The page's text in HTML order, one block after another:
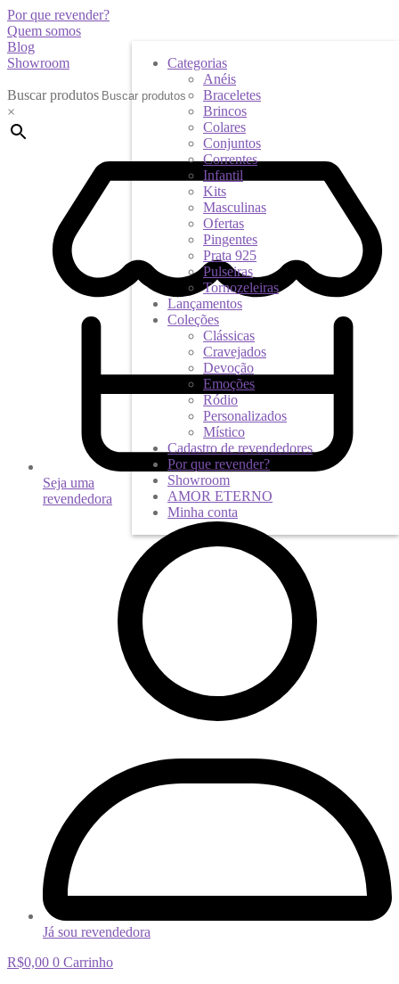
Por que revender?
Quem somos
Blog
Showroom
Buscar produtos
×
Seja uma
revendedora
Já sou revendedora
R$0,00 0 Carrinho
Categorias
Anéis
Braceletes
Brincos
Colares
Conjuntos
Correntes
Infantil
Kits
Masculinas
Ofertas
Pingentes
Prata 925
Pulseiras
Tornozeleiras
Lançamentos
Coleções
Clássicas
Cravejados
Devoção
Emoções
Ródio
Personalizados
Místico
Cadastro de revendedores
Por que revender?
Showroom
AMOR ETERNO
Minha conta